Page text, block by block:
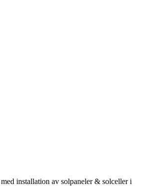
installation av solpaneler & solceller i